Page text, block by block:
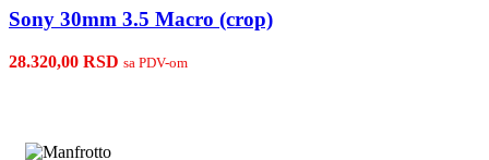
Sony 30mm 3.5 Macro (crop)
28.320,00 RSD sa PDV-om